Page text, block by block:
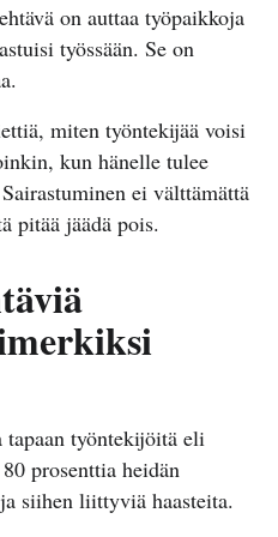
on auttaa työpaikkoja
työssään. Se on
miten työntekijää voisi
kun hänelle tulee
ei välttämättä
pitää jäädä pois.
tapaan työntekijöitä eli
prosenttia heidän
siihen liittyviä haasteita.